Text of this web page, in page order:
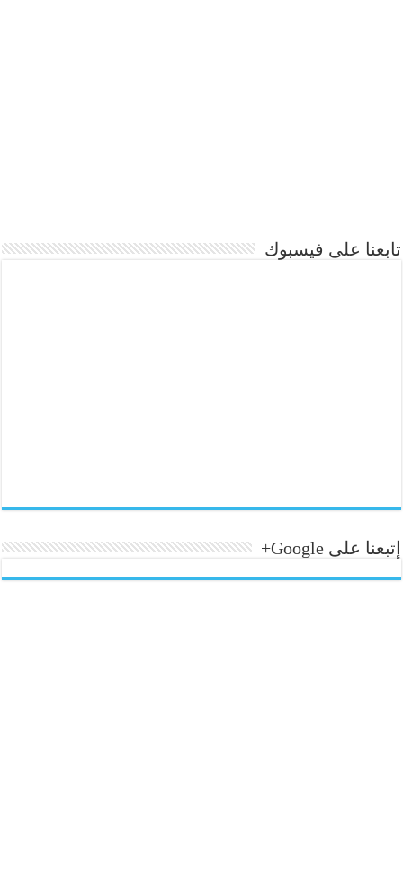
تابعنا على فيسبوك
إتبعنا على Google+